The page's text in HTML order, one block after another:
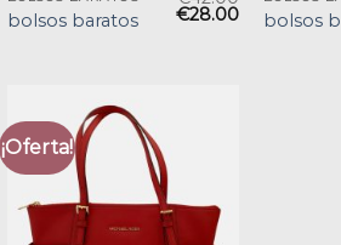
bolsos baratos €28.00 bolsos
¡Oferta!